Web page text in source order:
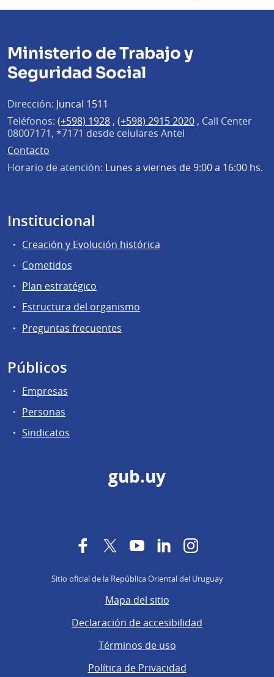
Ministerio de Trabajo y
Seguridad Social
Dirección: Juncal 1511
Teléfonos: (+598) 1928 , (+598) 2915 2020 , Call Center
08007171, *7171 desde celulares Antel
Contacto
Horario de atención: Lunes a viernes de 9:00 a 16:00 hs.
Institucional
Creación y Evolución histórica
Cometidos
Plan estratégico
Estructura del organismo
Preguntas frecuentes
Públicos
Empresas
Personas
Sindicatos
gub.uy
FacebookTwitterYouTubeLinkedInInstagram
Sitio oficial de la República Oriental del Uruguay
Mapa del sitio
Declaración de accesibilidad
Términos de uso
Política de Privacidad